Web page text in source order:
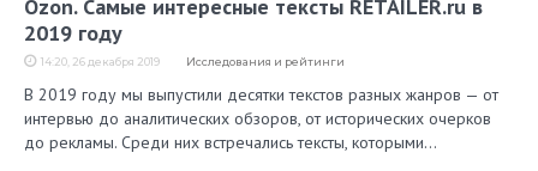
Ozon. Самые интересные тексты RETAILER.ru в
2019 году
14:20, 26 декабря 2019 Исследования и рейтинги
В 2019 году мы выпустили десятки текстов разных жанров — от
интервью до аналитических обзоров, от исторических очерков
до рекламы. Среди них встречались тексты, которыми…